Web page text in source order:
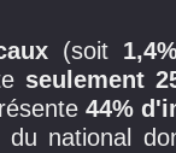
(soit
seulement
44%
du national